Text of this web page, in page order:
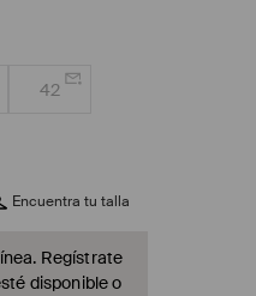
42
Encuentra tu talla
Regístrate
disponible o